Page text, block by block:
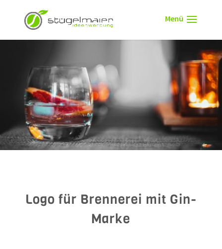
Logo für Brennerei mit Gin-
Marke